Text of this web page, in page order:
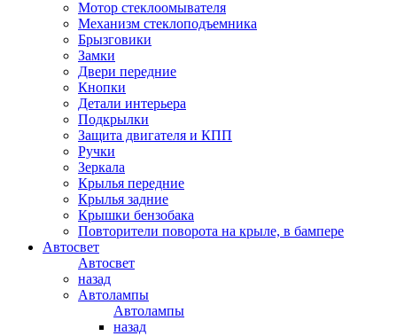
Мотор стеклоомывателя
Механизм стеклоподъемника
Брызговики
Замки
Двери передние
Кнопки
Детали интерьера
Подкрылки
Защита двигателя и КПП
Ручки
Зеркала
Крылья передние
Крылья задние
Крышки бензобака
Повторители поворота на крыле, в бампере
Автосвет
Автосвет
назад
Автолампы
Автолампы
назад